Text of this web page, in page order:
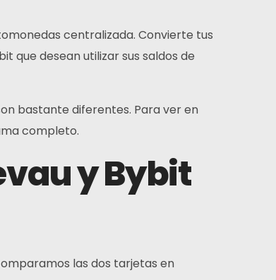
centralizada. Convierte tus
que desean utilizar sus saldos de
bastante diferentes. Para ver en
completo.
y Bybit
las dos tarjetas en